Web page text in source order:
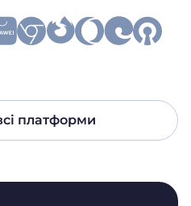
платформи